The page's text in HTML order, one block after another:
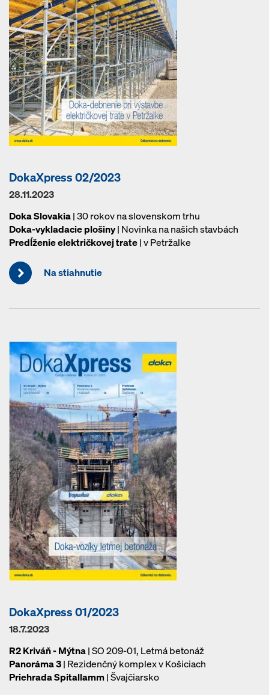
DokaXpress 02/2023
28.11.2023
Doka Slovakia| 30 rokov na slovenskom trhu
Doka-vykladacie plošiny| Novinka na našich stavbách
Predĺženie električkovej trate| v Petržalke
Na stiahnutie
DokaXpress 01/2023
18.7.2023
R2 Kriváň - Mýtna| SO 209-01, Letmá betonáž
Panoráma 3| Rezidenčný komplex v Košiciach
Priehrada Spitallamm| Švajčiarsko